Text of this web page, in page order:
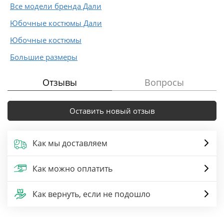
Все модели бренда Дали
Юбочные костюмы Дали
Юбочные костюмы
Большие размеры
Отзывы Вопросы
Оставить новый отзыв
Как мы доставляем
Как можно оплатить
Как вернуть, если не подошло